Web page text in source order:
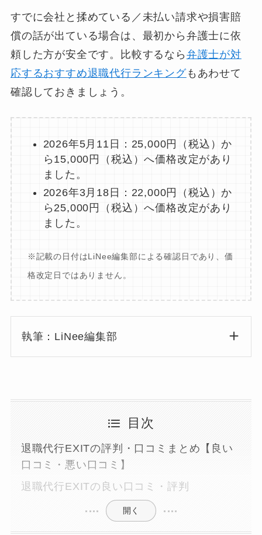
すでに会社と揉めている／未払い請求や損害賠
償の話が出ている場合は、最初から弁護士に依
頼した方が安全です。比較するなら 弁護士が対
応するおすすめ退職代行ランキングもあわせて
確認しておきましょう。
2026年5月11日：25,000円（税込）か
ら15,000円（税込）へ価格改定があり
ました。
2026年3月18日：22,000円（税込）か
ら25,000円（税込）へ価格改定があり
ました。
※記載の日付はLiNee編集部による確認日であり、価
格改定日ではありません。
執筆：LiNee編集部
目次
退職代行EXITの評判・口コミまとめ【良い
口コミ・悪い口コミ】
退職代行EXITの良い口コミ・評判
開く